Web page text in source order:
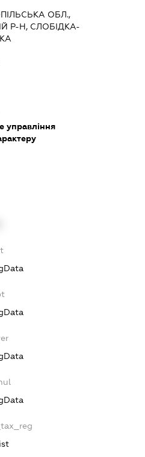
ОБЛ.,
Р-Н, СЛОБІДКА-
управління